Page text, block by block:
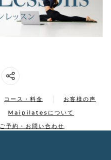
コース・料金
お客様の声
Maipilatesについて
ご予約・お問い合わせ